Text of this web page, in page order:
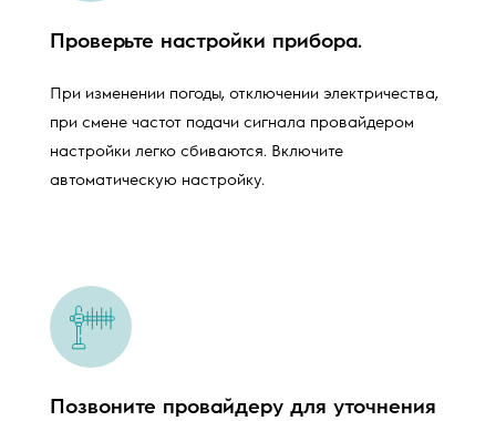
Проверьте настройки прибора.
При изменении погоды, отключении электричества,
при смене частот подачи сигнала провайдером
настройки легко сбиваются. Включите
автоматическую настройку.
Позвоните провайдеру для уточнения